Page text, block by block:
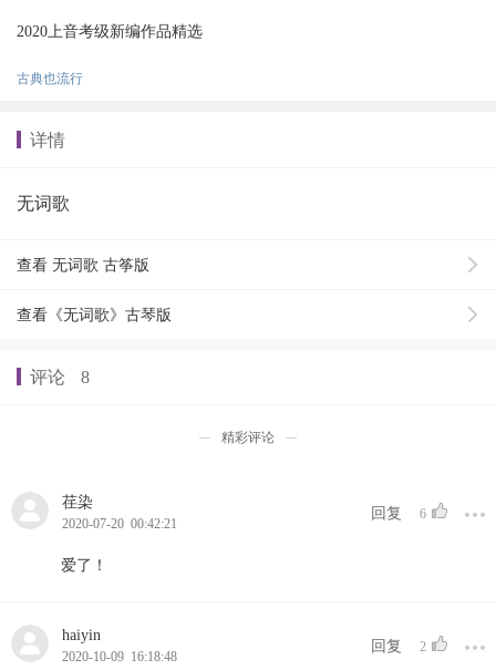
2020上音考级新编作品精选
古典也流行
详情
无词歌
查看 无词歌 古筝版
查看《无词歌》古琴版
评论 8
精彩评论
荏染
2020-07-20 00:42:21
回复 6
爱了！
haiyin
2020-10-09 16:18:48
回复 2